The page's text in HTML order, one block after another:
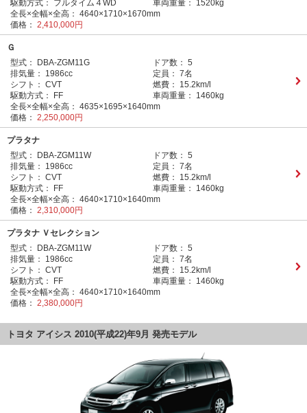
駆動方式：
フルタイム４WD 車両重量：
1520kg
全長×全幅×全高： 4640×1710×1670mm
価格： 2,410,000円
Ｇ
型式：
DBA-ZGM11G ドア数： 5
排気量：
1986cc 定員： 7名
シフト： CVT 燃費：
15.2km/l
駆動方式：
FF 車両重量：
1460kg
全長×全幅×全高： 4635×1695×1640mm
価格： 2,250,000円
プラタナ
型式：
DBA-ZGM11W ドア数： 5
排気量：
1986cc 定員： 7名
シフト： CVT 燃費：
15.2km/l
駆動方式：
FF 車両重量：
1460kg
全長×全幅×全高： 4640×1710×1640mm
価格： 2,310,000円
プラタナ Ｖセレクション
型式：
DBA-ZGM11W ドア数： 5
排気量：
1986cc 定員： 7名
シフト： CVT 燃費：
15.2km/l
駆動方式：
FF 車両重量：
1460kg
全長×全幅×全高： 4640×1710×1640mm
価格： 2,380,000円
トヨタ アイシス 2010(平成22)年9月 発売モデル